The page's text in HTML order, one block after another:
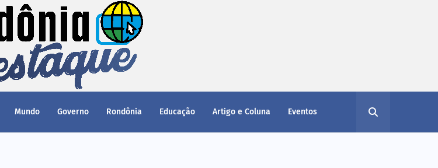
Mundo Governo Rondônia Educação Artigo e Coluna Eventos